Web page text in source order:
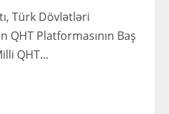
Türk Dövlətləri
QHT Platformasının Baş
QHT...